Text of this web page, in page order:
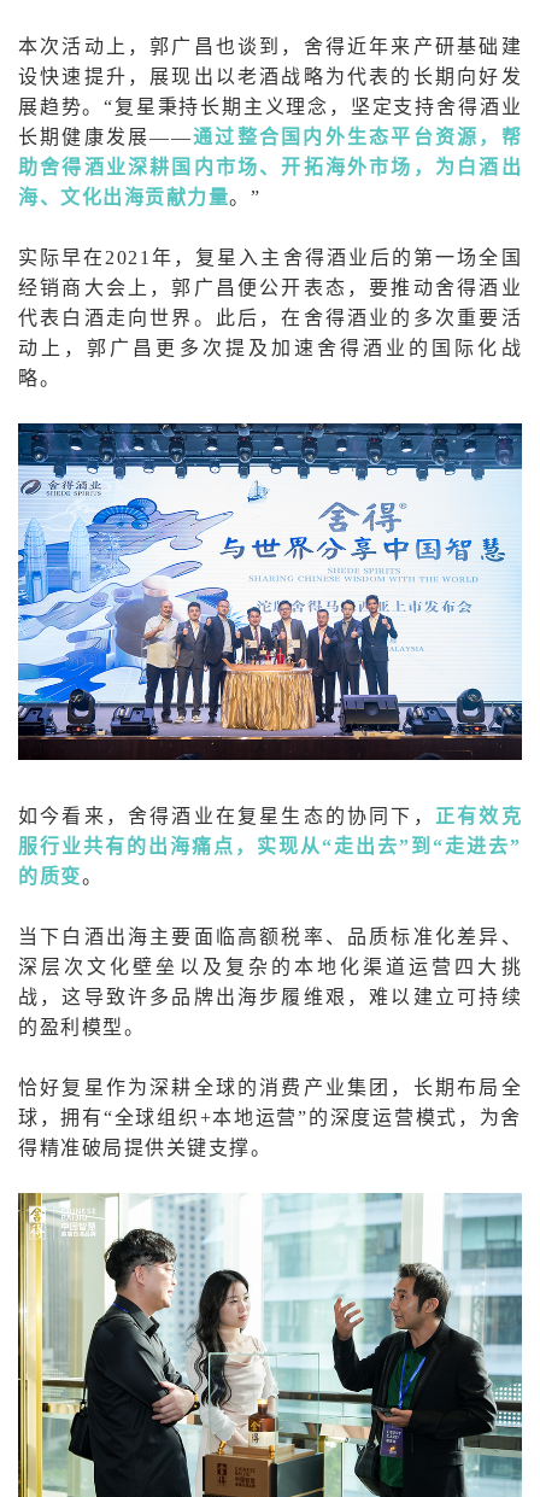
本次活动上，郭广昌也谈到，舍得近年来产研基础建
设快速提升，展现出以老酒战略为代表的长期向好发
展趋势。“复星秉持长期主义理念，坚定支持舍得酒业
长期健康发展——通过整合国内外生态平台资源，帮
助舍得酒业深耕国内市场、开拓海外市场，为白酒出
海、文化出海贡献力量。”
实际早在2021年，复星入主舍得酒业后的第一场全国
经销商大会上，郭广昌便公开表态，要推动舍得酒业
代表白酒走向世界。此后，在舍得酒业的多次重要活
动上，郭广昌更多次提及加速舍得酒业的国际化战
略。
如今看来，舍得酒业在复星生态的协同下， 正有效克
服行业共有的出海痛点，实现从“走出去”到“走进去”
的质变。
当下白酒出海主要面临高额税率、品质标准化差异、
深层次文化壁垒以及复杂的本地化渠道运营四大挑
战，这导致许多品牌出海步履维艰，难以建立可持续
的盈利模型。
恰好复星作为深耕全球的消费产业集团，长期布局全
球，拥有“全球组织+本地运营”的深度运营模式，为舍
得精准破局提供关键支撑。